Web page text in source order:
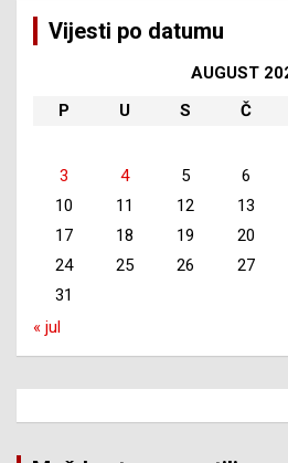
Vijesti po datumu
AUGUST
P
U S Č
3
4 5 6
10
11 12 13
17
18 19 20
24
25 26 27
31
« jul